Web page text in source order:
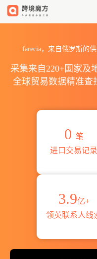
farecia，来自俄罗斯的
采集来自220+国家及
全球贸易数据精准查
0 笔
进口交易记录
3.9亿+
领英联系人线